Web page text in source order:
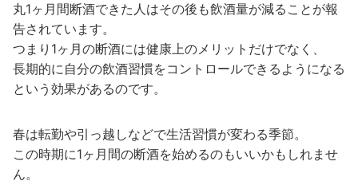
丸1ヶ月間断酒できた人はその後も飲酒量が減ることが報
告されています。
つまり1ヶ月の断酒には健康上のメリットだけでなく、
長期的に自分の飲酒習慣をコントロールできるようになる
という効果があるのです。
春は転勤や引っ越しなどで生活習慣が変わる季節。
この時期に1ヶ月間の断酒を始めるのもいいかもしれませ
ん。